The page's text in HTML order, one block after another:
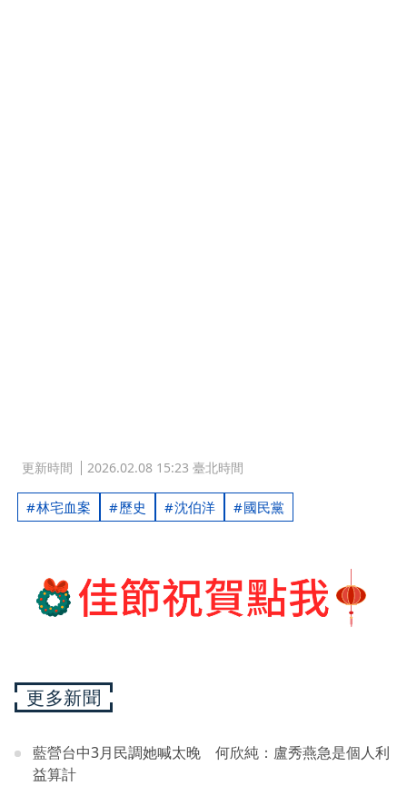
更新時間 2026.02.08 15:23 臺北時間
林宅血案 歷史 沈伯洋 國民黨
更多新聞
藍營台中3月民調她喊太晚 何欣純：盧秀燕急是個人利
益算計